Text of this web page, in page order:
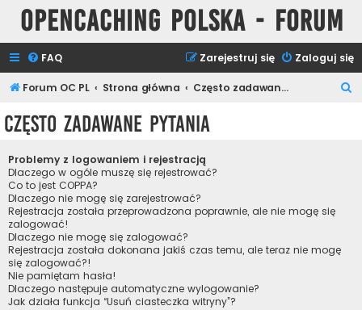
Opencaching Polska - Forum
FAQ Zaloguj się
Zarejestruj się
Forum OC PL Strona główna Często zadawane pytania
Często zadawane pytania
Problemy z logowaniem i rejestracją
Dlaczego w ogóle muszę się rejestrować?
Co to jest COPPA?
Dlaczego nie mogę się zarejestrować?
Rejestracja została przeprowadzona poprawnie, ale nie mogę się
zalogować!
Dlaczego nie mogę się zalogować?
Rejestracja została dokonana jakiś czas temu, ale teraz nie mogę
się zalogować?!
Nie pamiętam hasła!
Dlaczego następuje automatyczne wylogowanie?
Jak działa funkcja “Usuń ciasteczka witryny”?